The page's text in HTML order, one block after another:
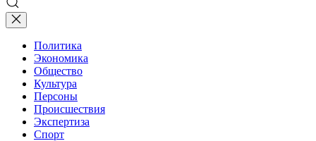
Политика
Экономика
Общество
Культура
Персоны
Происшествия
Экспертиза
Спорт